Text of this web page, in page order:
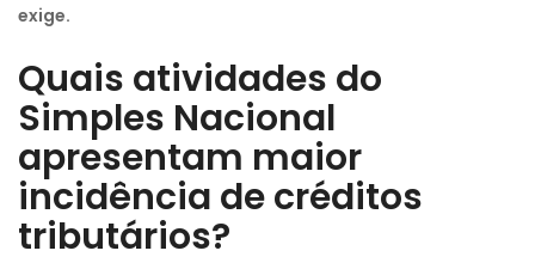
exige.
Quais atividades do
Simples Nacional
apresentam maior
incidência de créditos
tributários?